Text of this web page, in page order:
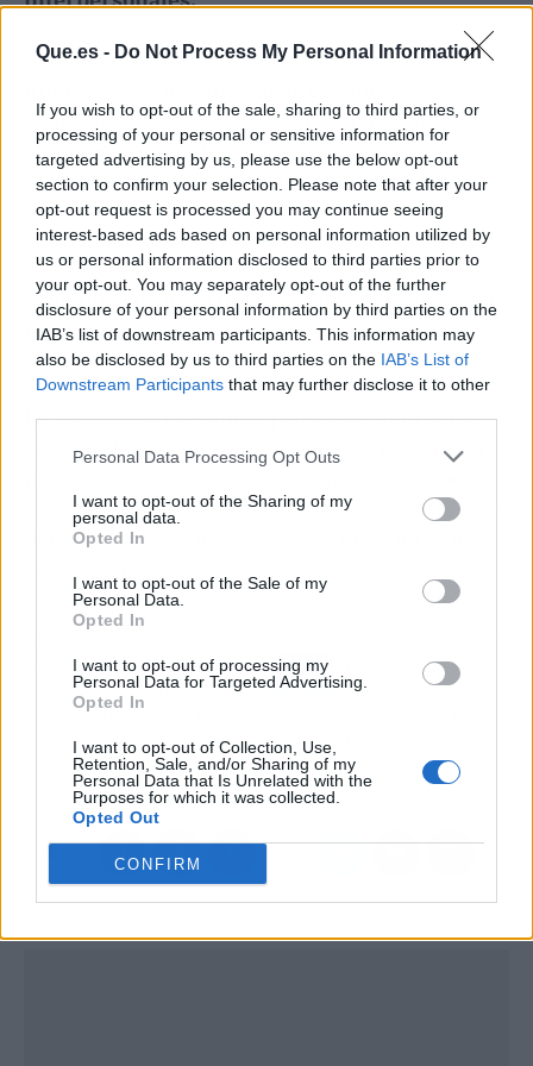
Que.es - Do Not Process My Personal Information
If you wish to opt-out of the sale, sharing to third parties, or
processing of your personal or sensitive information for
targeted advertising by us, please use the below opt-out
section to confirm your selection. Please note that after your
opt-out request is processed you may continue seeing
interest-based ads based on personal information utilized by
us or personal information disclosed to third parties prior to
your opt-out. You may separately opt-out of the further
disclosure of your personal information by third parties on the
IAB’s list of downstream participants. This information may
also be disclosed by us to third parties on the IAB’s List of
Downstream Participants that may further disclose it to other
Personal Data Processing Opt Outs
I want to opt-out of the Sharing of my
personal data.
Opted In
I want to opt-out of the Sale of my
Personal Data.
Opted In
I want to opt-out of processing my
Personal Data for Targeted Advertising.
Opted In
I want to opt-out of Collection, Use,
Retention, Sale, and/or Sharing of my
Personal Data that Is Unrelated with the
Purposes for which it was collected.
Opted Out
CONFIRM
Consulta Despertares pone a disposición de los
altamente cualificados que, mediante una
atención personalizada, trabajan para
promover el bienestar psicológico de sus
pacientes en todas las etapas de la vida. La
combinación de experiencia clínica, formación
continua y una orientación centrada en el
paciente garantiza intervenciones eficaces que
responden a las necesidades reales de cada
persona.
La apuesta por acudir al psicólogo Madrid no
solo ayuda a afrontar los retos del día a día con
constituye un paso esencial hacia un desarrollo
personal más sólido y una vida emocional más
Moda infantil de
ceremonia con historia;
Rubia
Deudas que pesan y
soluciones que liberan;
de escape